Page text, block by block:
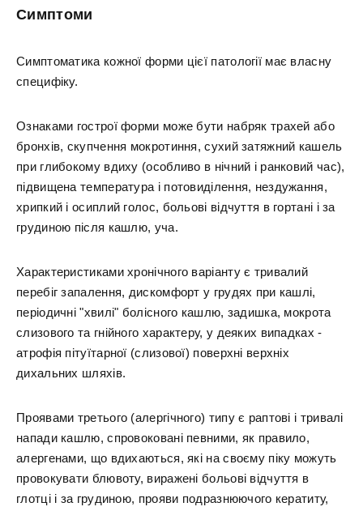
Симптоми
Симптоматика кожної форми цієї патології має власну
специфіку.
Ознаками гострої форми може бути набряк трахей або
бронхів, скупчення мокротиння, сухий затяжний кашель
при глибокому вдиху (особливо в нічний і ранковий час),
підвищена температура і потовиділення, нездужання,
хрипкий і осиплий голос, больові відчуття в гортані і за
грудиною після кашлю, уча.
Характеристиками хронічного варіанту є тривалий
перебіг запалення, дискомфорт у грудях при кашлі,
періодичні "хвилі" болісного кашлю, задишка, мокрота
слизового та гнійного характеру, у деяких випадках -
атрофія пітуїтарної (слизової) поверхні верхніх
дихальних шляхів.
Проявами третього (алергічного) типу є раптові і тривалі
напади кашлю, спровоковані певними, як правило,
алергенами, що вдихаються, які на своєму піку можуть
провокувати блювоту, виражені больові відчуття в
глотці і за грудиною, прояви подразнюючого кератиту,